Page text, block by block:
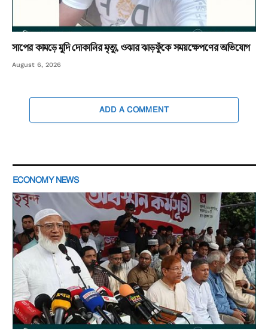
সাপের কামড়ে মুদি দোকানির মৃত্যু, ওঝার ঝাড়ফুঁকে সময়ক্ষেপণের অভিযোগ
August 6, 2026
ADD A COMMENT
ECONOMY NEWS